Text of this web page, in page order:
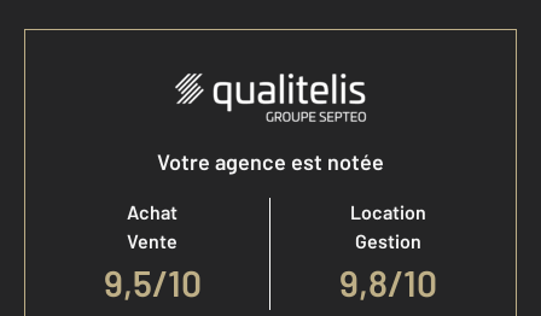
Votre agence est notée
Achat
Vente
9,5/10
Location
Gestion
9,8/10